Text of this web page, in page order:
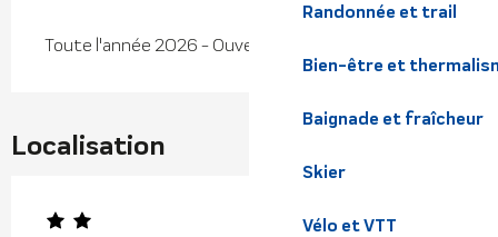
Randonnée et trail
Bien-être et
Baignade et fraîcheur
Skier
Vélo et VTT
Toute l'année 2026 - Ouvert tous les jours
Localisation